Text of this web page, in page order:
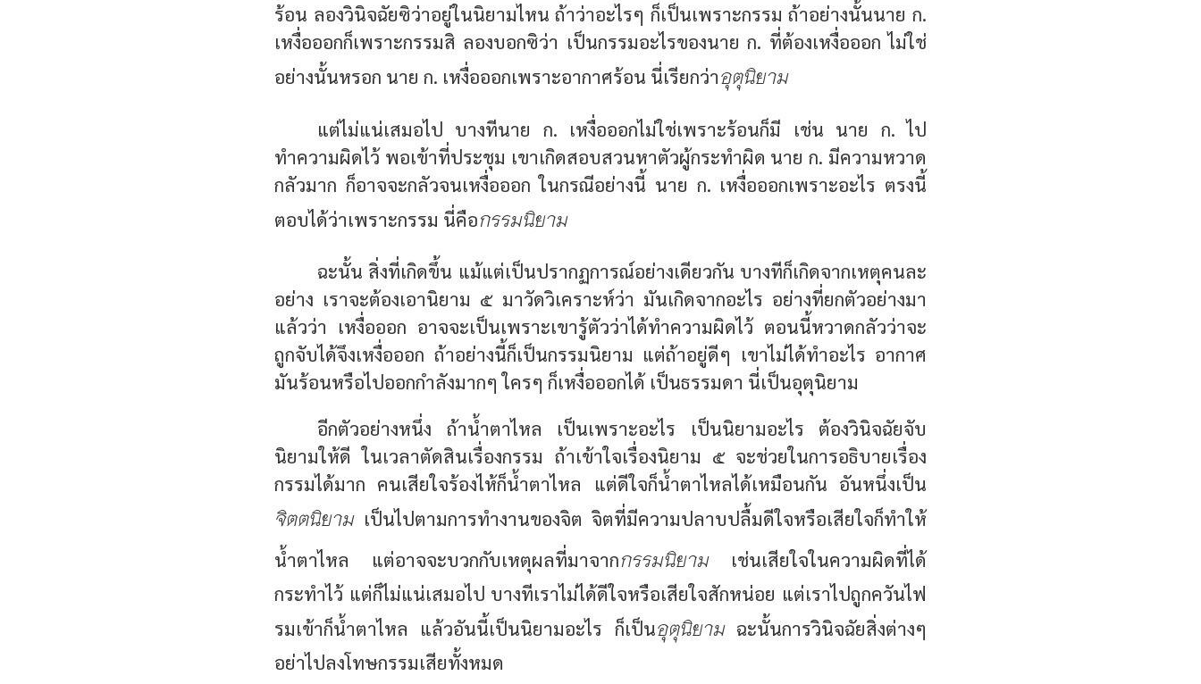
ร้อน ลองวินิจฉัยซิว่าอยู่ในนิยามไหน ถ้าว่าอะไรๆ ก็เป็นเพราะกรรม ถ้าอย่างนั้นนาย ก.
เหงื่อออกก็เพราะกรรมสิ ลองบอกซิว่า เป็นกรรมอะไรของนาย ก. ที่ต้องเหงื่อออก ไม่ใช่
อย่างนั้นหรอก นาย ก. เหงื่อออกเพราะอากาศร้อน นี่เรียกว่าอุตุนิยาม
แต่ไม่แน่เสมอไป บางทีนาย ก. เหงื่อออกไม่ใช่เพราะร้อนก็มี เช่น นาย ก. ไป
ทำความผิดไว้ พอเข้าที่ประชุม เขาเกิดสอบสวนหาตัวผู้กระทำผิด นาย ก. มีความหวาด
กลัวมาก ก็อาจจะกลัวจนเหงื่อออก ในกรณีอย่างนี้ นาย ก. เหงื่อออกเพราะอะไร ตรงนี้
ตอบได้ว่าเพราะกรรม นี่คือกรรมนิยาม
ฉะนั้น สิ่งที่เกิดขึ้น แม้แต่เป็นปรากฏการณ์อย่างเดียวกัน บางทีก็เกิดจากเหตุคนละ
อย่าง เราจะต้องเอานิยาม ๕ มาวัดวิเคราะห์ว่า มันเกิดจากอะไร อย่างที่ยกตัวอย่างมา
แล้วว่า เหงื่อออก อาจจะเป็นเพราะเขารู้ตัวว่าได้ทำความผิดไว้ ตอนนี้หวาดกลัวว่าจะ
ถูกจับได้จึงเหงื่อออก ถ้าอย่างนี้ก็เป็นกรรมนิยาม แต่ถ้าอยู่ดีๆ เขาไม่ได้ทำอะไร อากาศ
มันร้อนหรือไปออกกำลังมากๆ ใครๆ ก็เหงื่อออกได้ เป็นธรรมดา นี่เป็นอุตุนิยาม
อีกตัวอย่างหนึ่ง ถ้าน้ำตาไหล เป็นเพราะอะไร เป็นนิยามอะไร ต้องวินิจฉัยจับ
นิยามให้ดี ในเวลาตัดสินเรื่องกรรม ถ้าเข้าใจเรื่องนิยาม ๕ จะช่วยในการอธิบายเรื่อง
กรรมได้มาก คนเสียใจร้องไห้ก็น้ำตาไหล แต่ดีใจก็น้ำตาไหลได้เหมือนกัน อันหนึ่งเป็น
จิตตนิยามเป็นไปตามการทำงานของจิต จิตที่มีความปลาบปลื้มดีใจหรือเสียใจก็ทำให้
น้ำตาไหล แต่อาจจะบวกกับเหตุผลที่มาจากกรรมนิยามเช่นเสียใจในความผิดที่ได้
กระทำไว้ แต่ก็ไม่แน่เสมอไป บางทีเราไม่ได้ดีใจหรือเสียใจสักหน่อย แต่เราไปถูกควันไฟ
รมเข้าก็น้ำตาไหล แล้วอันนี้เป็นนิยามอะไร ก็เป็นอุตุนิยามฉะนั้นการวินิจฉัยสิ่งต่างๆ
อย่าไปลงโทษกรรมเสียทั้งหมด